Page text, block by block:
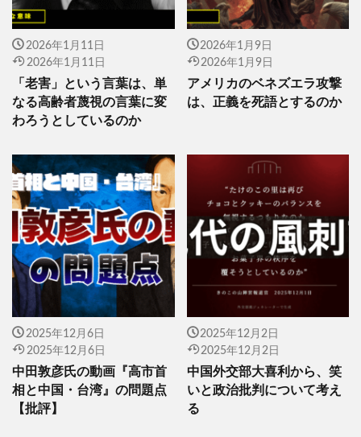
2026年1月11日
2026年1月11日
「老害」という言葉は、単
なる高齢者蔑視の言葉に変
わろうとしているのか
2026年1月9日
2026年1月9日
アメリカのベネズエラ攻撃
は、正義を死語とするのか
2025年12月6日
2025年12月6日
中田敦彦氏の動画『高市首
相と中国・台湾』の問題点
【批評】
2025年12月2日
2025年12月2日
中国外交部大喜利から、笑
いと政治批判について考え
る